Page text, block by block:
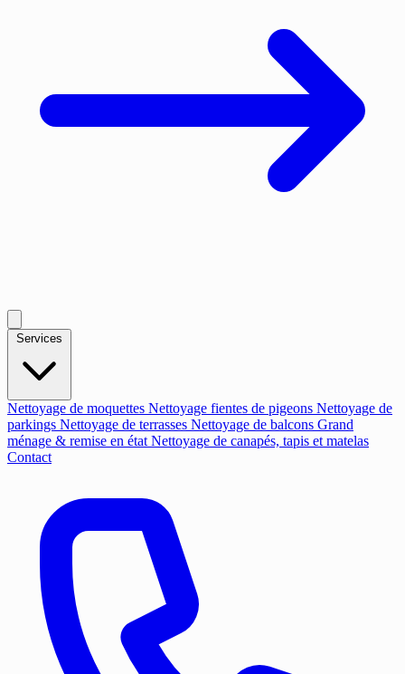
Nettoyage de moquettes Nettoyage fientes de pigeons Nettoyage de
parkings Nettoyage de terrasses Nettoyage de balcons Grand
ménage & remise en état Nettoyage de canapés, tapis et matelas
Contact